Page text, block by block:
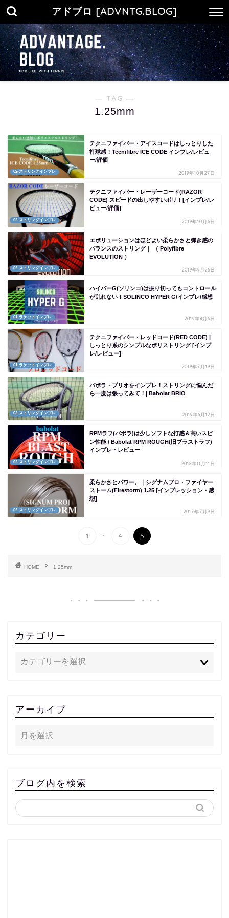
アドブロ [ADVNTG.BLOG]
― TAG ―
1.25mm
02-ストリングインプレ
テクニファイバー・アイスコードはしっとりした
打球感！Tecnifibre ICE CODE インプレ/レビュ
ー/評価
2019年10月27日
02-ストリングインプレ
テクニファイバー・レーザーコード(RAZOR
CODE) スピードの出しやすいポリ！[インプレ/レ
ビュー/評価]
2019年10月6日
02-ストリングインプレ
エボリューションはほどよい柔らかさと弾き感の
バランスのストリング｜ （ Polyfibre
EVOLUTION ）
2019年9月26日
01-ラケットインプレ
ハイパーG(ソリンコ)は振り切ってもコントロール
が乱れない！SOLINCO HYPER G/インプレ/感想
2019年8月6日
01-ラケットインプレ
テクニファイバー・レッドコード(RED CODE) |
しっとり系のシンプルなポリストリング [インプ
レ/レビュー]
2019年7月19日
02-ストリングインプレ
バボラ・ブリオをインプレ！ストリングに悩んだ
ら一度は張ってみて！| Babolat BRIO
2019年6月12日
02-ストリングインプレ
RPMラフ(バボラ)は少しソフトな打感＆高いスピ
ン性能 / Babolat RPM ROUGH(旧ブラストラフ)
インプレ・レビュー
2018年11月11日
02-ストリングインプレ
柔らかさとパワー。｜シグナムプロ・ファイヤー
ストーム(Firestorm) 1.25 [インプレッション・感
想]
2017年7月9日
1 ... 4 5
HOME 1.25mm
カテゴリー
アーカイブ
ブログ内を検索